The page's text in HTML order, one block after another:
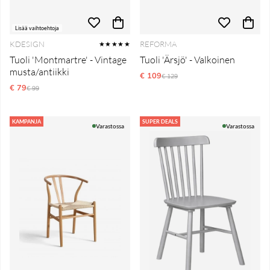
Lisää vaihtoehtoja
KDESIGN ★★★★★
Tuoli 'Montmartre' - Vintage
musta/antiikki
€ 79Normaali hinta
€ 99
REFORMA
Tuoli 'Ärsjö' - Valkoinen
€ 109Normaali hinta
€ 129
KAMPANJA
Varastossa
SUPER DEALS
Varastossa